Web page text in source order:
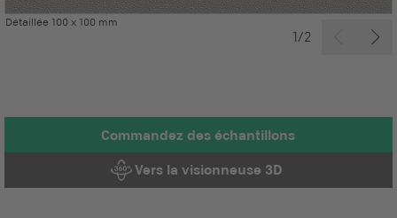
Détaillée 100 x 100 mm
1/2
Commandez des échantillons
Vers la visionneuse 3D